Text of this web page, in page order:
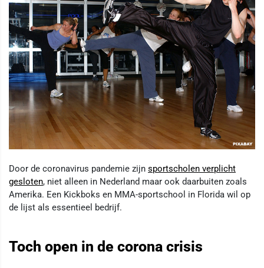
Door de coronavirus pandemie zijn sportscholen verplicht
gesloten, niet alleen in Nederland maar ook daarbuiten zoals
Amerika. Een Kickboks en MMA-sportschool in Florida wil op
de lijst als essentieel bedrijf.
Toch open in de corona crisis